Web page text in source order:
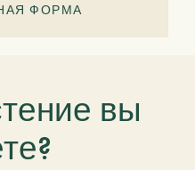
ФОРМА
вы